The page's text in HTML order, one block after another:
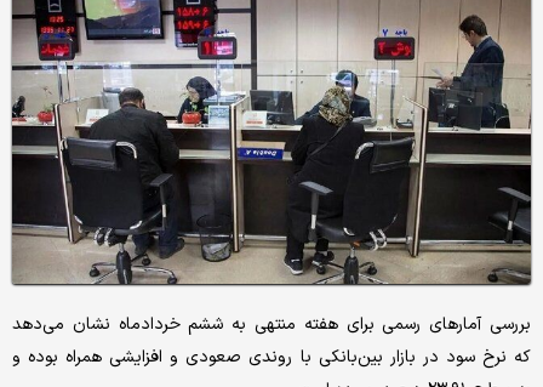
بررسی آمارهای رسمی برای هفته منتهی به ششم خردادماه نشان می‌دهد
که نرخ سود در بازار بین‌بانکی با روندی صعودی و افزایشی همراه بوده و